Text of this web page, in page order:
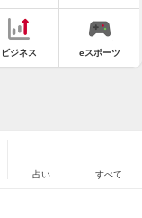
ビジネス eスポーツ
占い すべて